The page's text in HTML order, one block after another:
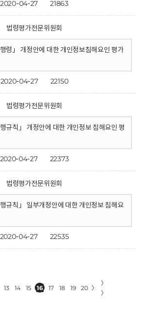
2020-04-27 21863
법령평가전문위원회
령」 개정안에 대한 개인정보침해요인 평가
2020-04-27 22150
법령평가전문위원회
규칙」 개정안에 대한 개인정보 침해요인 평
2020-04-27 22373
법령평가전문위원회
규칙」 일부개정안에 대한 개인정보 침해요
2020-04-27 22535
13 14 15 16 17 18 19 20 〉
〉
〉